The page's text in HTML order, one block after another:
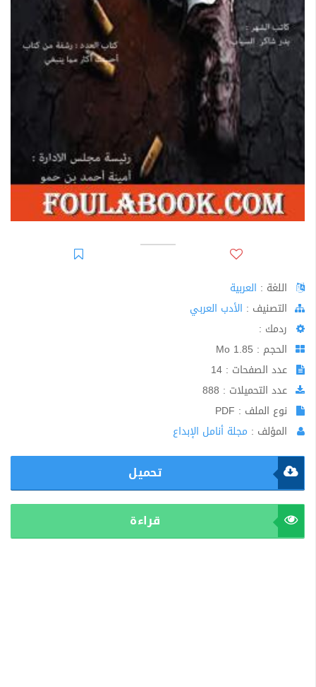
اللغة : العربية
اﻟﺘﺼﻨﻴﻒ : الأدب العربي
ردمك :
الحجم : 1.85 Mo
عدد الصفحات : 14
عدد التحميلات : 888
نوع الملف : PDF
المؤلف : مجلة أنامل الإبداع
تحميل
قراءة